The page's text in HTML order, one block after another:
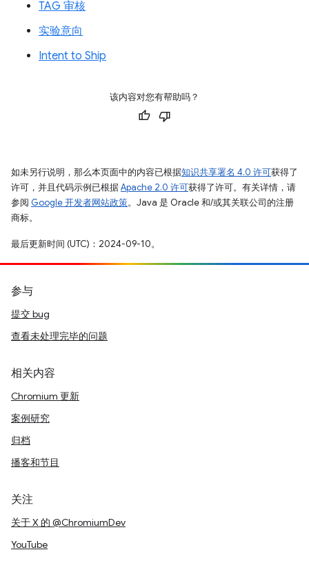
TAG 审核
实验意向
Intent to Ship
该内容对您有帮助吗？
如未另行说明，那么本页面中的内容已根据知识共享署名 4.0 许可获得了
许可，并且代码示例已根据Apache 2.0 许可获得了许可。有关详情，请
参阅 Google 开发者网站政策。Java 是 Oracle 和/或其关联公司的注册
商标。
最后更新时间 (UTC)：2024-09-10。
参与
提交 bug
查看未处理完毕的问题
相关内容
Chromium 更新
案例研究
归档
播客和节目
关注
关于 X 的 @ChromiumDev
YouTube